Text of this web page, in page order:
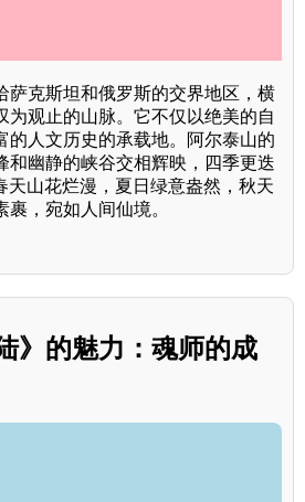
萨克斯坦和俄罗斯的交界地区，横
为观止的山脉。它不仅以绝美的自
的人文历史的承载地。阿尔泰山的
和幽静的峡谷交相辉映，四季更迭
天山花烂漫，夏日绿意盎然，秋天
，宛如人间仙境。
》的魅力：魂师的成